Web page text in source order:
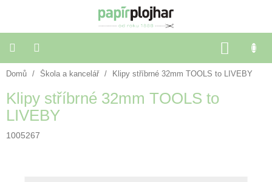
KOŠÍK
Balení
Dekorace
doplňky
Domů / Škola a kancelář / Klipy stříbrné 32mm TOOLS to LIVEBY
Klipy stříbrné 32mm TOOLS to
LIVEBY
1005267